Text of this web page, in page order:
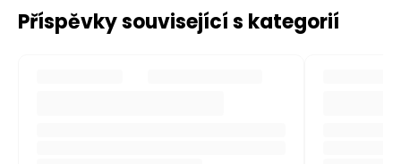
Příspěvky související s kategorií